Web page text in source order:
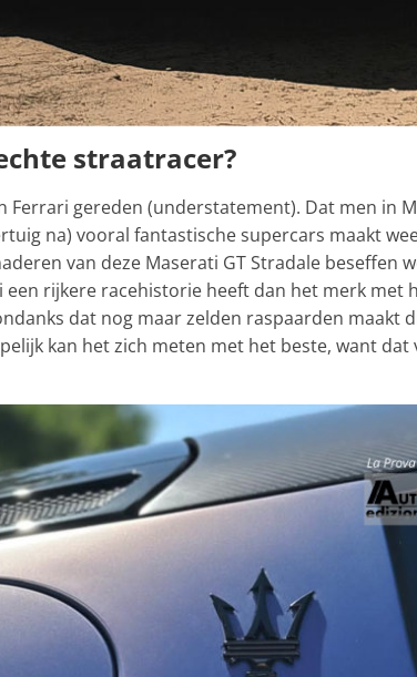
straatracer?
Ferrari gereden (understatement). Dat men in
na) vooral fantastische supercars maakt
van deze Maserati GT Stradale beseffen
een rijkere racehistorie heeft dan het merk met
dat nog maar zelden raspaarden maakt
kan het zich meten met het beste, want